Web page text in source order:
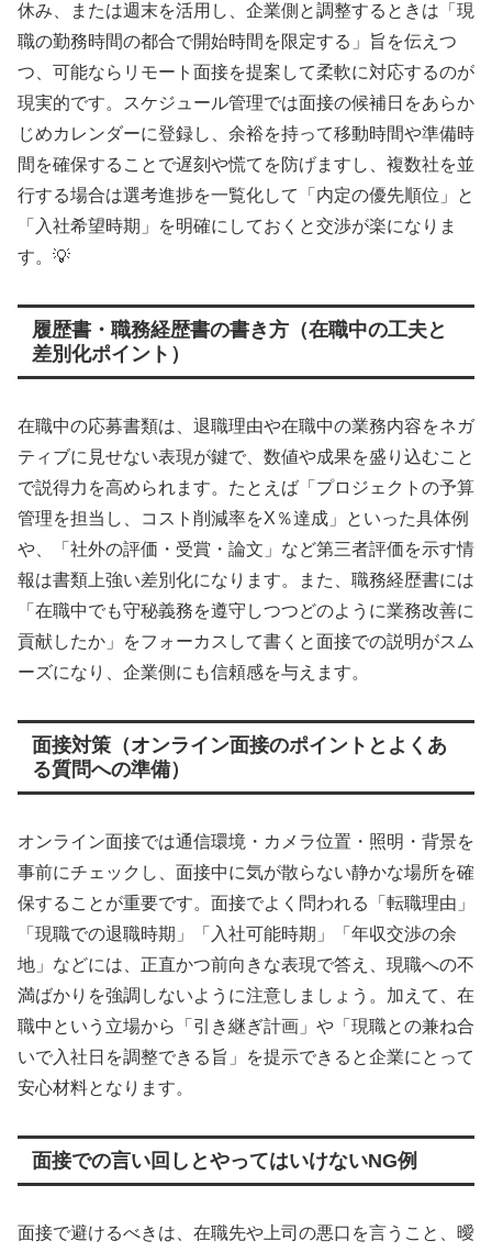
休み、または週末を活用し、企業側と調整するときは「現
職の勤務時間の都合で開始時間を限定する」旨を伝えつ
つ、可能ならリモート面接を提案して柔軟に対応するのが
現実的です。スケジュール管理では面接の候補日をあらか
じめカレンダーに登録し、余裕を持って移動時間や準備時
間を確保することで遅刻や慌てを防げますし、複数社を並
行する場合は選考進捗を一覧化して「内定の優先順位」と
「入社希望時期」を明確にしておくと交渉が楽になりま
す。💡
履歴書・職務経歴書の書き方（在職中の工夫と
差別化ポイント）
在職中の応募書類は、退職理由や在職中の業務内容をネガ
ティブに見せない表現が鍵で、数値や成果を盛り込むこと
で説得力を高められます。たとえば「プロジェクトの予算
管理を担当し、コスト削減率をX％達成」といった具体例
や、「社外の評価・受賞・論文」など第三者評価を示す情
報は書類上強い差別化になります。また、職務経歴書には
「在職中でも守秘義務を遵守しつつどのように業務改善に
貢献したか」をフォーカスして書くと面接での説明がスム
ーズになり、企業側にも信頼感を与えます。
面接対策（オンライン面接のポイントとよくあ
る質問への準備）
オンライン面接では通信環境・カメラ位置・照明・背景を
事前にチェックし、面接中に気が散らない静かな場所を確
保することが重要です。面接でよく問われる「転職理由」
「現職での退職時期」「入社可能時期」「年収交渉の余
地」などには、正直かつ前向きな表現で答え、現職への不
満ばかりを強調しないように注意しましょう。加えて、在
職中という立場から「引き継ぎ計画」や「現職との兼ね合
いで入社日を調整できる旨」を提示できると企業にとって
安心材料となります。
面接での言い回しとやってはいけないNG例
面接で避けるべきは、在職先や上司の悪口を言うこと、曖